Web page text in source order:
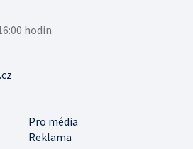
Pro média
Reklama
hodin